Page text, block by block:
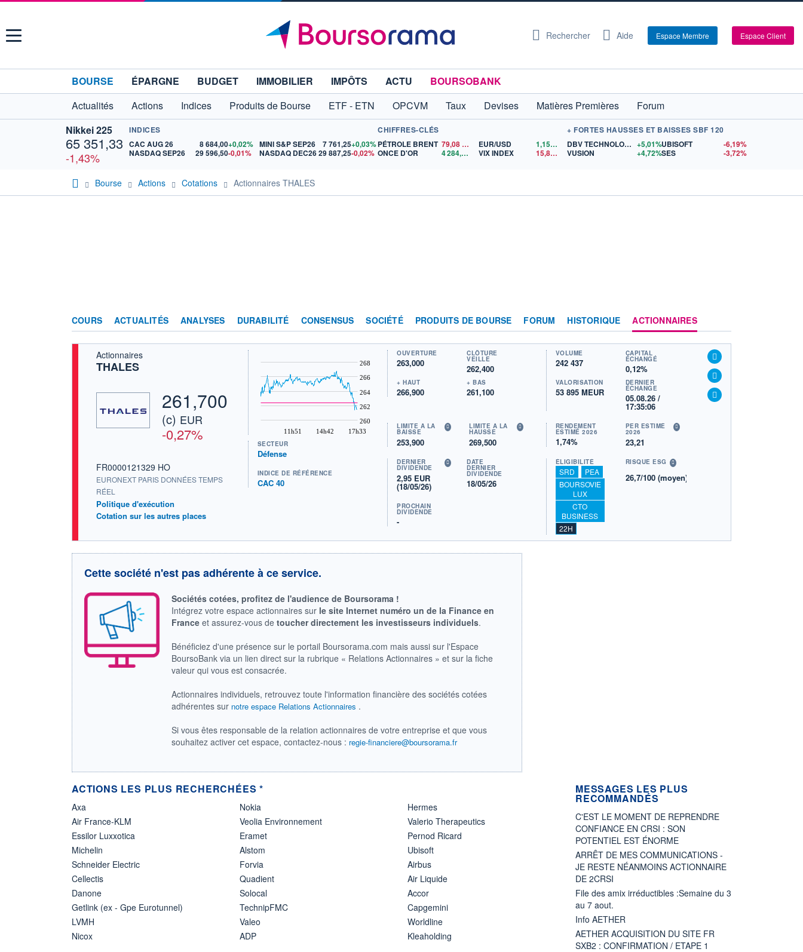
Menu Rechercher Aide Espace Membre Espace Client
BOURSE ÉPARGNE BUDGET IMMOBILIER IMPÔTS ACTU
BOURSOBANK
Actualités
Actions Indices Produits de Bourse ETF - ETN OPCVM Taux Devises Matières Premières
Forum
Nikkei 225
65 351,33
-1,43%
INDICES
CAC AUG 26
8 684,00+0,02%
NASDAQ SEP26
29 596,50-0,01%
MINI S&P SEP26 7 761,25+0,03%
NASDAQ DEC2629 887,25-0,02%
CHIFFRES-CLÉS
PÉTROLE BRENT 79,08
ONCE D'OR
4 284,91 $US
EUR/USD 1,1558
$US
VIX INDEX
15,81$US
+ FORTES HAUSSES ET BAISSES SBF 120
DBV TECHNOLOGIES +5,01%
VUSION
+4,72%
UBISOFT
-6,19%
SES
-3,72%
Bourse Actions Cotations Actionnaires THALES
COURS ACTUALITÉS ANALYSES DURABILITÉ CONSENSUS SOCIÉTÉ PRODUITS DE BOURSE FORUM HISTORIQUE ACTIONNAIRES
Actionnaires
THALES
261,700
(c) EUR
-0,27%
FR0000121329 HO
EURONEXT PARIS DONNÉES TEMPS
RÉEL
Politique d'exécution
Cotation sur les autres places
11h51 14h42 17h33
260
262
264
266
268
SECTEUR
Défense
INDICE DE RÉFÉRENCE
CAC 40
OUVERTURE
263,000
CLÔTURE
VEILLE
262,400
+ HAUT
266,900
+ BAS
261,100
VOLUME
242 437
CAPITAL
ÉCHANGÉ
0,12%
VALORISATION
53 895 MEUR
DERNIER
ÉCHANGE
05.08.26 /
17:35:06
LIMITE À LA
BAISSE
253,900
LIMITE À LA
HAUSSE
269,500
RENDEMENT
ESTIMÉ 2026
1,74%
PER ESTIMÉ
2026
23,21
DERNIER
DIVIDENDE
2,95 EUR
(18/05/26)
DATE
DERNIER
DIVIDENDE
18/05/26
PROCHAIN
DIVIDENDE
-
ÉLIGIBILITÉ
SRD
PEA
BOURSOVIE
LUX
CTO
BUSINESS
22H
RISQUE ESG
26,7/100 (moyen)
Cette société n'est pas adhérente à ce service.
Sociétés cotées, profitez de l'audience de Boursorama !
Intégrez votre espace actionnaires sur le site Internet numéro un de la Finance en
France et assurez-vous detoucher directement les investisseurs individuels.
Bénéficiez d'une présence sur le portail Boursorama.com mais aussi sur l'Espace
BoursoBank via un lien direct sur la rubrique « Relations Actionnaires » et sur la fiche
valeur qui vous est consacrée.
Actionnaires individuels, retrouvez toute l'information financière des sociétés cotées
adhérentes sur notre espace Relations Actionnaires .
Si vous êtes responsable de la relation actionnaires de votre entreprise et que vous
souhaitez activer cet espace, contactez-nous : regie-financiere@boursorama.fr
ACTIONS LES PLUS RECHERCHÉES *
Axa
Air France-KLM
Essilor Luxxotica
Michelin
Schneider Electric
Cellectis
Danone
Getlink (ex - Gpe Eurotunnel)
LVMH
Nicox
Nokia
Veolia Environnement
Eramet
Alstom
Forvia
Quadient
Solocal
TechnipFMC
Valeo
ADP
Hermes
Valerio Therapeutics
Pernod Ricard
Ubisoft
Airbus
Air Liquide
Accor
Capgemini
Worldline
Kleaholding
MESSAGES LES PLUS
RECOMMANDÉS
C'EST LE MOMENT DE REPRENDRE
CONFIANCE EN CRSI : SON
POTENTIEL EST ÉNORME
ARRÊT DE MES COMMUNICATIONS -
JE RESTE NÉANMOINS ACTIONNAIRE
DE 2CRSI
File des amix irréductibles :Semaine du 3
au 7 aout.
Info AETHER
AETHER ACQUISITION DU SITE FR
SXB2 : CONFIRMATION / ETAPE 1